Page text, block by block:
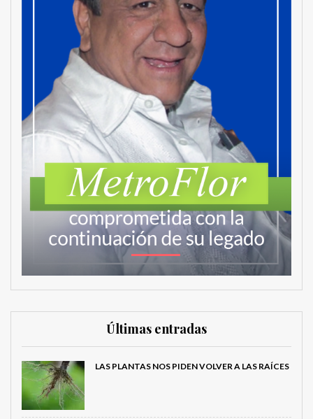
Últimas entradas
LAS PLANTAS NOS PIDEN VOLVER A LAS RAÍCES